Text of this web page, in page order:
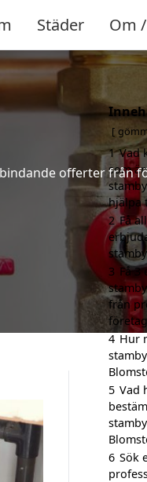
Städer Om
offerter från
1 Vad
som
hjälpa
2 Få
3 Få
från
företag
4 Hur
5 Vad
6 Sök